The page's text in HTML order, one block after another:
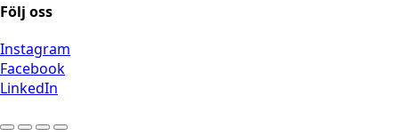
Följ oss
Instagram
Facebook
LinkedIn